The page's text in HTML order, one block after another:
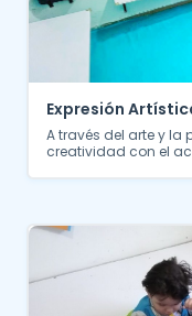
Expresión
A través del arte y la
creatividad con el